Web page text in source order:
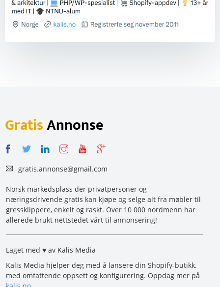
GratisAnnonse
gratis.annonse@gmail.com
Norsk markedsplass der privatpersoner og
næringsdrivende gratis kan kjøpe og selge alt fra møbler til
gressklippere, enkelt og raskt. Over 10 000 nordmenn har
allerede brukt nettstedet vårt til annonsering!
Laget med ♥ av Kalis Media
Kalis Media hjelper deg med å lansere din Shopify-butikk,
med omfattende oppsett og konfigurering. Oppdag mer på